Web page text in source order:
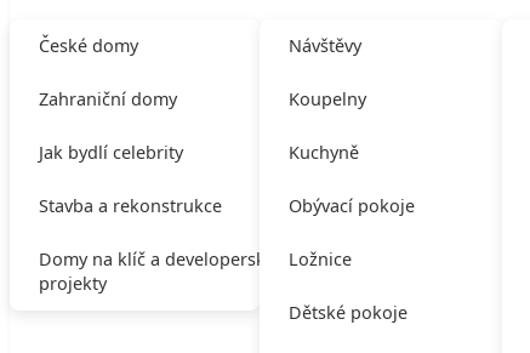
České domy
Zahraniční domy
Jak bydlí celebrity
Stavba a rekonstrukce
Domy na klíč a developerské
projekty
Návštěvy
Koupelny
Kuchyně
Obývací pokoje
Ložnice
Dětské pokoje